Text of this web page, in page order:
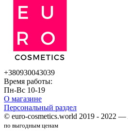
+380930043039
Время работы:
Пн-Вс 10-19
О магазине
Персональный раздел
© euro-cosmetics.world 2019 - 2022 —
по выгодным ценам